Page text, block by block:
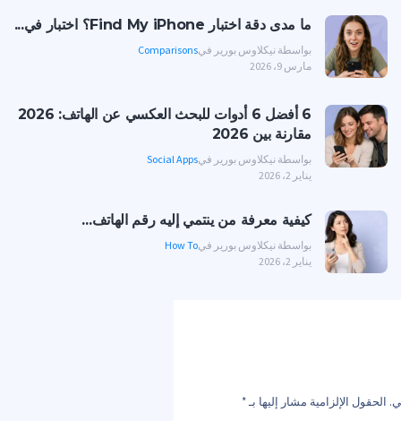
ما مدى دقة اختبار Find My iPhone؟ اختبار في...
بواسطة نيكلاوس بورير فيComparisons
مارس 9، 2026
6 أفضل 6 أدوات للبحث العكسي عن الهاتف: 2026
مقارنة بين 2026
بواسطة نيكلاوس بورير فيSocial Apps
يناير 2، 2026
كيفية معرفة من ينتمي إليه رقم الهاتف...
بواسطة نيكلاوس بورير فيHow To
يناير 2، 2026
الحقول الإلزامية مشار إليها بـ*